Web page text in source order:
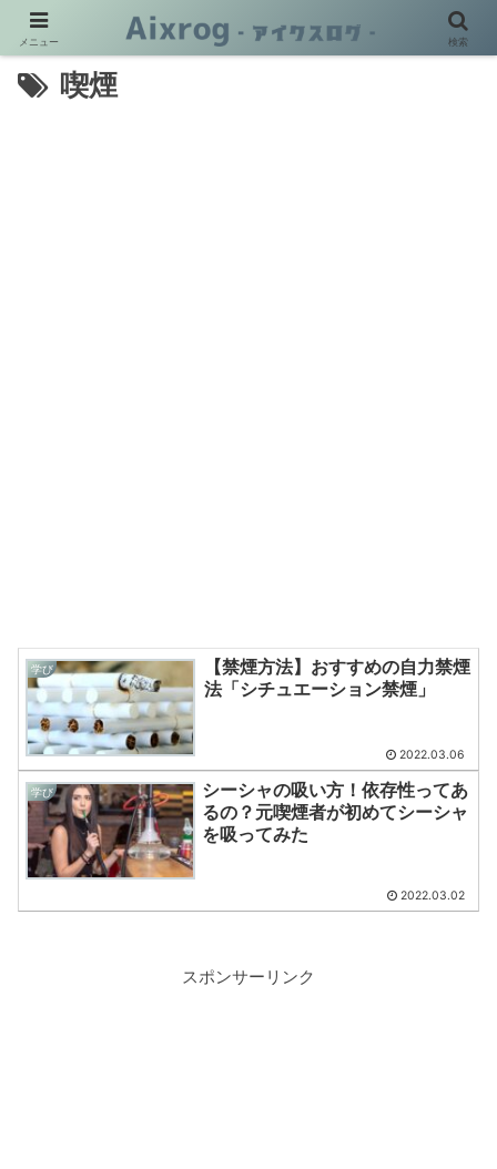
喫煙
学び
【禁煙方法】おすすめの自力禁煙
法「シチュエーション禁煙」
2022.03.06
学び
シーシャの吸い方！依存性ってあ
るの？元喫煙者が初めてシーシャ
を吸ってみた
2022.03.02
スポンサーリンク
メニュー 検索